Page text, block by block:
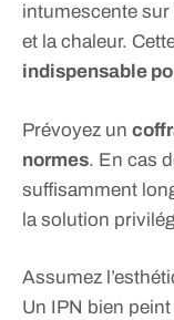
intumescente sur
et la chaleur.
indispensable
Prévoyez un
normes. En cas
suffisamment
la solution
Assumez
Un IPN bien